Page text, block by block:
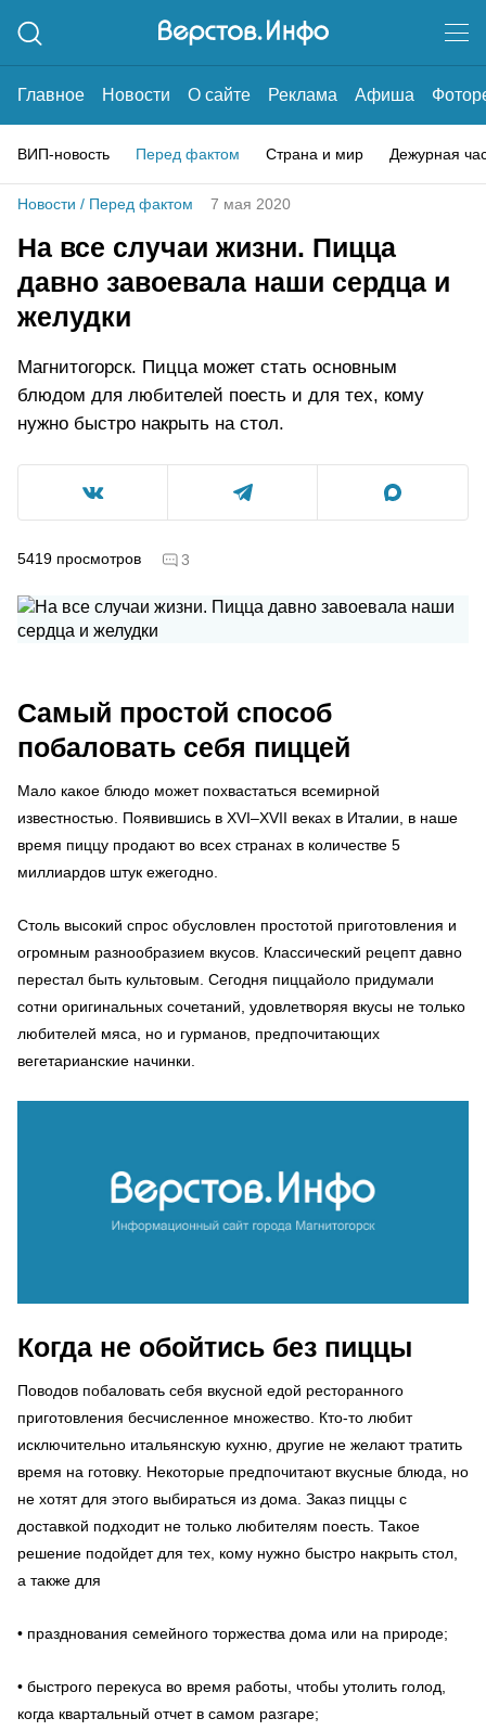
Главное Новости О сайте Реклама Афиша
ВИП-новость Перед фактом Страна и мир Дежурная
Новости / Перед фактом 7 мая 2020
На все случаи жизни. Пицца
давно завоевала наши сердца и
желудки
Магнитогорск. Пицца может стать основным
блюдом для любителей поесть и для тех, кому
нужно быстро накрыть на стол.
5419 просмотров 3
Самый простой способ
побаловать себя пиццей
Мало какое блюдо может похвастаться всемирной
известностью. Появившись в XVI–XVII веках в Италии, в наше
время пиццу продают во всех странах в количестве 5
миллиардов штук ежегодно.
Столь высокий спрос обусловлен простотой приготовления и
огромным разнообразием вкусов. Классический рецепт давно
перестал быть культовым. Сегодня пиццайоло придумали
сотни оригинальных сочетаний, удовлетворяя вкусы не только
любителей мяса, но и гурманов, предпочитающих
вегетарианские начинки.
Когда не обойтись без пиццы
Поводов побаловать себя вкусной едой ресторанного
приготовления бесчисленное множество. Кто-то любит
исключительно итальянскую кухню, другие не желают тратить
время на готовку. Некоторые предпочитают вкусные блюда, но
не хотят для этого выбираться из дома. Заказ пиццы с
доставкой подходит не только любителям поесть. Такое
решение подойдет для тех, кому нужно быстро накрыть стол,
а также для
• празднования семейного торжества дома или на природе;
• быстрого перекуса во время работы, чтобы утолить голод,
когда квартальный отчет в самом разгаре;